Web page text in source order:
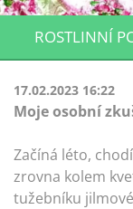
ROSTLINNÍ
17.02.2023 16:22
Moje osobní
Začíná léto,
zrovna kolem
tužebníku